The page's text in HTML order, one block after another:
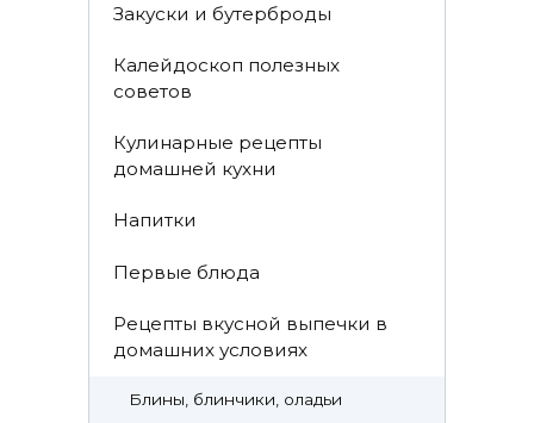
Закуски и бутерброды
Калейдоскоп полезных
советов
Кулинарные рецепты
домашней кухни
Напитки
Первые блюда
Рецепты вкусной выпечки в
домашних условиях
Блины, блинчики, оладьи